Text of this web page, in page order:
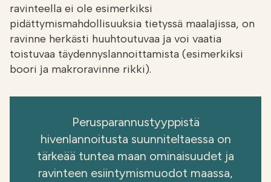
ravinteella ei ole esimerkiksi
pidättymismahdollisuuksia tietyssä maalajissa, on
ravinne herkästi huuhtoutuvaa ja voi vaatia
toistuvaa täydennyslannoittamista (esimerkiksi
boori ja makroravinne rikki).
Perusparannustyyppistä
hivenlannoitusta suunniteltaessa on
tärkeää tuntea maan ominaisuudet ja
ravinteen esiintymismuodot maassa,